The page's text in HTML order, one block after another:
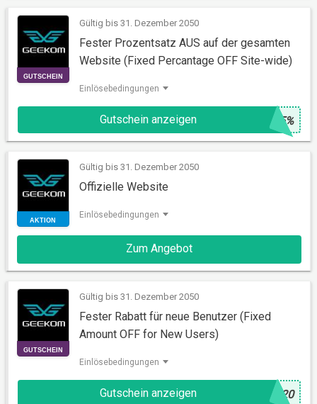
Gültig bis 31. Dezember 2050
Fester Prozentsatz AUS auf der gesamten
Website (Fixed Percantage OFF Site-wide)
Einlösebedingungen
Gutschein anzeigen @F5%
AKTION
Gültig bis 31. Dezember 2050
Offizielle Website
Einlösebedingungen
Zum Angebot
Gültig bis 31. Dezember 2050
Fester Rabatt für neue Benutzer (Fixed
Amount OFF for New Users)
Einlösebedingungen
Gutschein anzeigen @ n20